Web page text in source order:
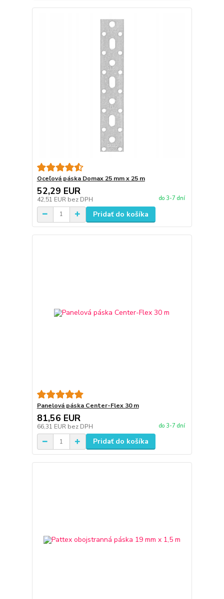
Oceľová páska Domax 25 mm x 25 m
52,29 EUR
42,51 EUR bez DPH do 3-7 dní
Pridať do košíka
Panelová páska Center-Flex 30 m
81,56 EUR
66,31 EUR bez DPH do 3-7 dní
Pridať do košíka